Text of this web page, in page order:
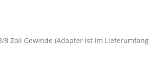
8 Zoll Gewinde (Adapter ist im Lieferumfang